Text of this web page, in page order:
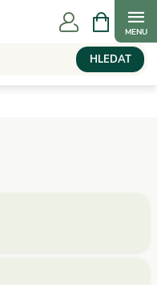
HLEDAT
NÁKUPNÍ
KOŠÍK